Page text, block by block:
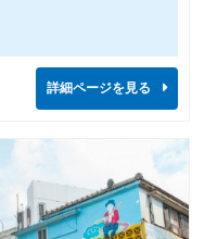
詳細ページを見る